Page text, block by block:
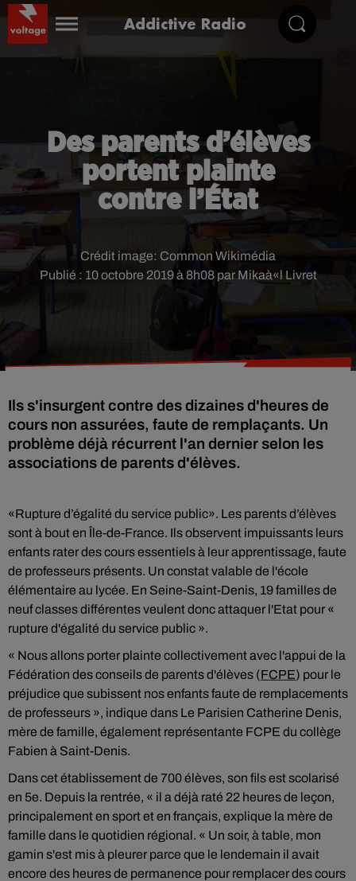
Addictive Radio
Des parents d’élèves
portent plainte
contre l’État
Publié : 10 octobre 2019 à 8h08 par Mikaà«l Livret
Crédit image: Common Wikimédia
Ils s'insurgent contre des dizaines d'heures de
cours non assurées, faute de remplaçants. Un
problème déjà récurrent l'an dernier selon les
associations de parents d'élèves.
«Rupture d’égalité du service public». Les parents d’élèves
sont à bout en Île-de-France. Ils observent impuissants leurs
enfants rater des cours essentiels à leur apprentissage, faute
de professeurs présents. Un constat valable de l'école
élémentaire au lycée. En Seine-Saint-Denis, 19 familles de
neuf classes différentes veulent donc attaquer l'Etat pour «
rupture d'égalité du service public ».
« Nous allons porter plainte collectivement avec l'appui de la
Fédération des conseils de parents d'élèves (FCPE) pour le
préjudice que subissent nos enfants faute de remplacements
de professeurs », indique dans Le Parisien Catherine Denis,
mère de famille, également représentante FCPE du collège
Fabien à Saint-Denis.
Dans cet établissement de 700 élèves, son fils est scolarisé
en 5e. Depuis la rentrée, « il a déjà raté 22 heures de leçon,
principalement en sport et en français, explique la mère de
famille dans le quotidien régional. « Un soir, à table, mon
gamin s'est mis à pleurer parce que le lendemain il avait
encore des heures de permanence pour remplacer des cours